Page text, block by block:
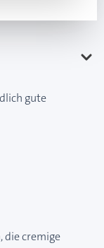
gute
die cremige